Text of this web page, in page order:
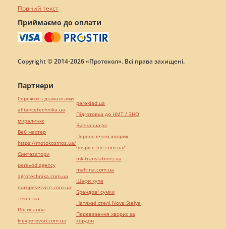
Повний текст
Приймаємо до оплати
Copyright © 2014-2026 «Протокол». Всі права захищені.
Партнери
Сережки з діамантами
alliancetechnika.ua
миралинкс
Веб мастер
https://motokosmos.ua/
Синтезатори
perevod.agency
agrotechnika.com.ua
europeservice.com.ua
текст юа
Посилання
kievperevod.com.ua
pereklad.ua
Підготовка до НМТ / ЗНО
Винна шафа
Перевезення хворих
hospice-life.com.ua/
mk-translations.ua
maltina.com.ua
Шафи купе
Брендові сумки
Натяжні стелі Nova Stelya
Перевезення хворих за
кордон